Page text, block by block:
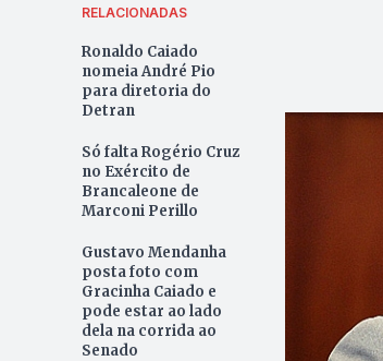
RELACIONADAS
Ronaldo Caiado
nomeia André Pio
para diretoria do
Detran
Só falta Rogério Cruz
no Exército de
Brancaleone de
Marconi Perillo
Gustavo Mendanha
posta foto com
Gracinha Caiado e
pode estar ao lado
dela na corrida ao
Senado